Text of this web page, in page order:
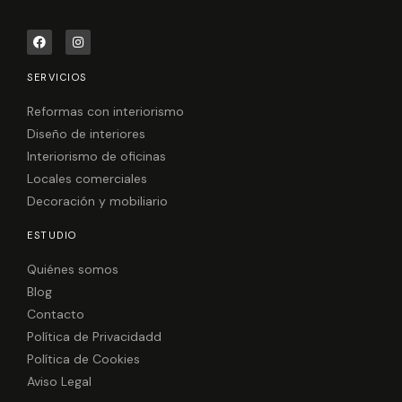
F
a
c
e
b
o
I
n
s
t
a
r
m
SERVICIOS
Reformas con interiorismo
Diseño de interiores
Interiorismo de oficinas
Locales comerciales
Decoración y mobiliario
ESTUDIO
Quiénes somos
Blog
Contacto
Política de Privacidadd
Política de Cookies
Aviso Legal